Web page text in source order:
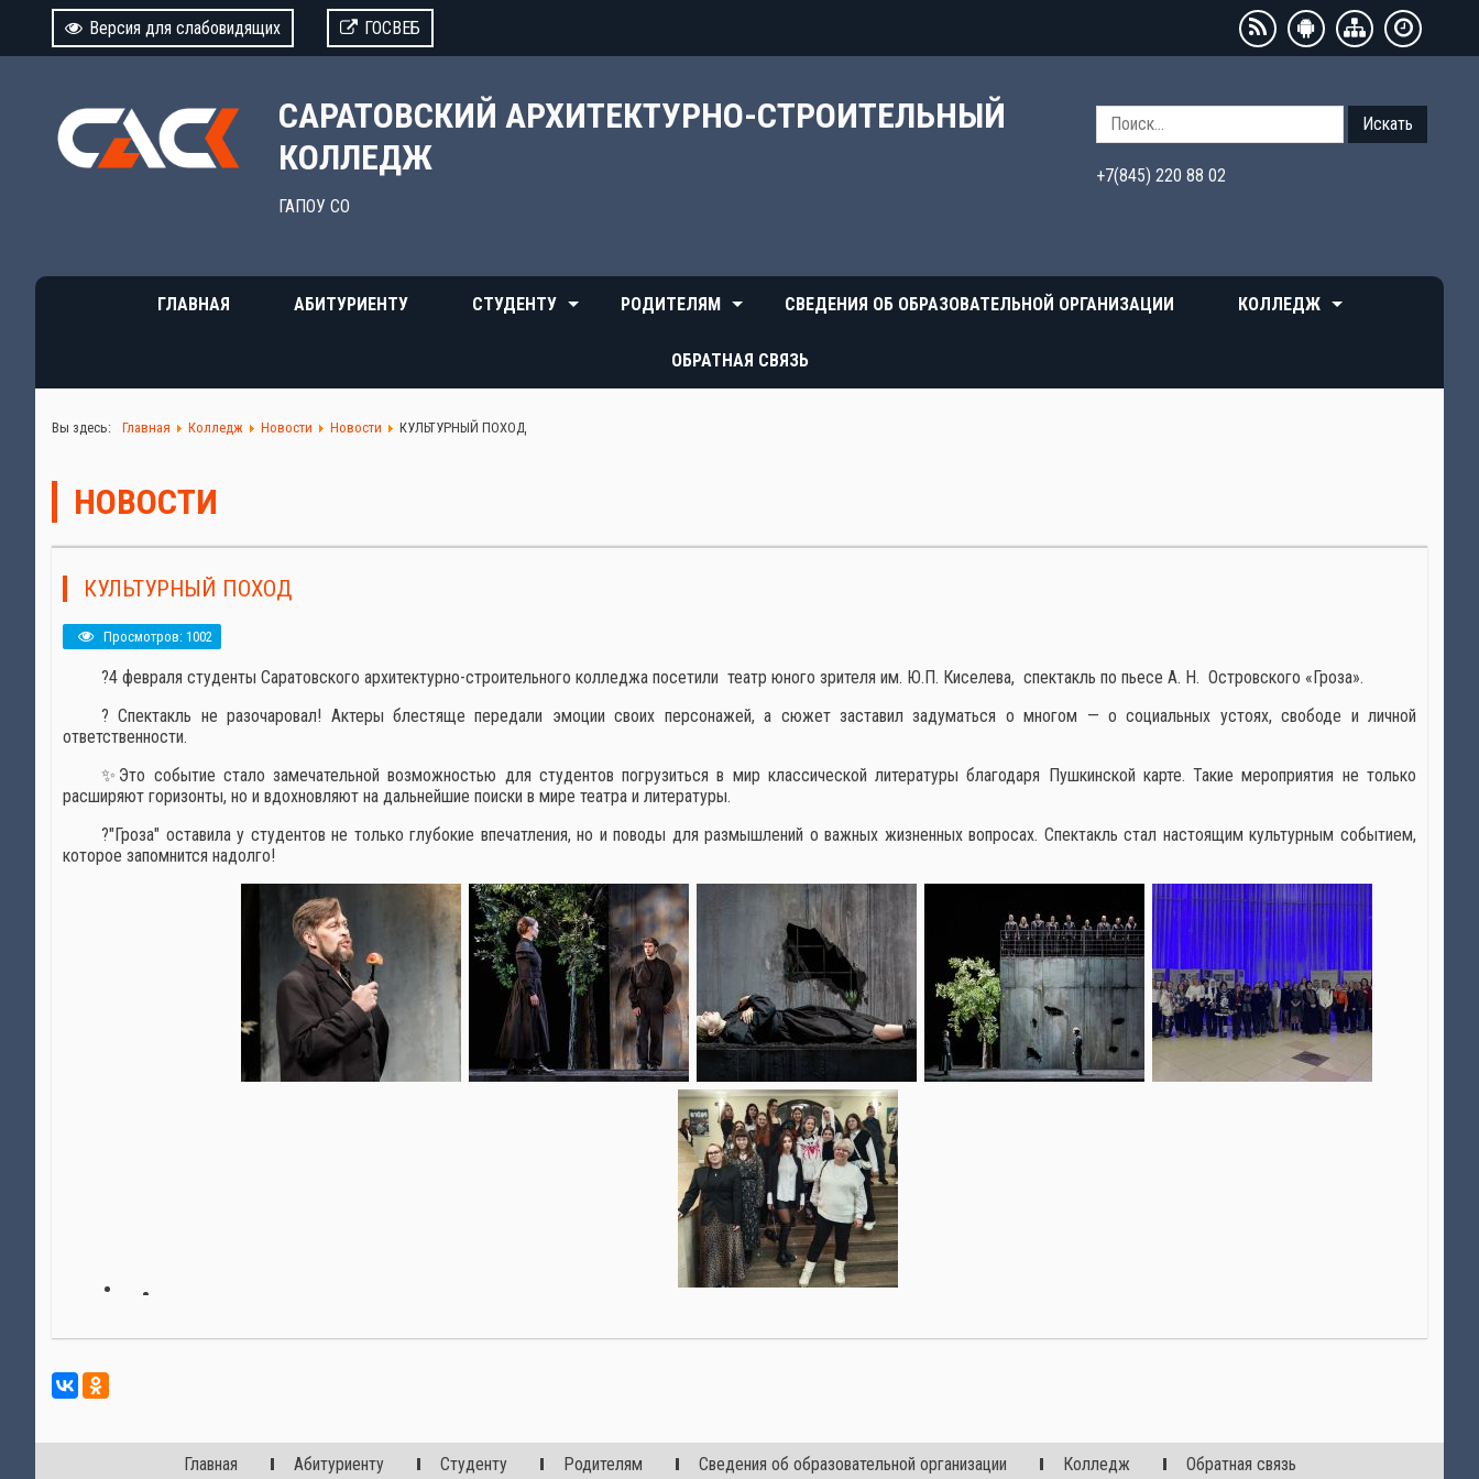
Версия для слабовидящих ГОСВЕБ
САРАТОВСКИЙ АРХИТЕКТУРНО-СТРОИТЕЛЬНЫЙ
КОЛЛЕДЖ
ГАПОУ СО
Искать
+7(845) 220 88 02
ГЛАВНАЯ АБИТУРИЕНТУ СТУДЕНТУ РОДИТЕЛЯМ СВЕДЕНИЯ ОБ ОБРАЗОВАТЕЛЬНОЙ ОРГАНИЗАЦИИ КОЛЛЕДЖ
ОБРАТНАЯ СВЯЗЬ
Вы здесь: Главная Колледж Новости Новости КУЛЬТУРНЫЙ ПОХОД
НОВОСТИ
КУЛЬТУРНЫЙ ПОХОД
Просмотров: 1002
?️4 февраля студенты Саратовского архитектурно-строительного колледжа посетили театр юного зрителя им. Ю.П. Киселева, спектакль по пьесе А. Н. Островского «Гроза».
? Спектакль не разочаровал! Актеры блестяще передали эмоции своих персонажей, а сюжет заставил задуматься о многом — о социальных устоях, свободе и личной
ответственности.
✨Это событие стало замечательной возможностью для студентов погрузиться в мир классической литературы благодаря Пушкинской карте. Такие мероприятия не только
расширяют горизонты, но и вдохновляют на дальнейшие поиски в мире театра и литературы.
?"Гроза" оставила у студентов не только глубокие впечатления, но и поводы для размышлений о важных жизненных вопросах. Спектакль стал настоящим культурным событием,
которое запомнится надолго!
Главная Абитуриенту Студенту Родителям Сведения об образовательной организации Колледж Обратная связь